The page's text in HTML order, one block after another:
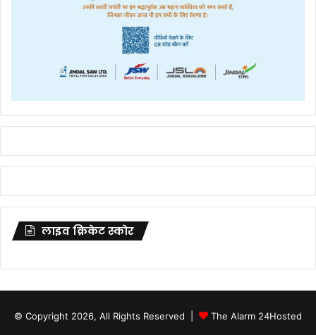
लाइव क्रिकेट स्कोर
© Copyright 2026, All Rights Reserved | The Alarm 24Hosted